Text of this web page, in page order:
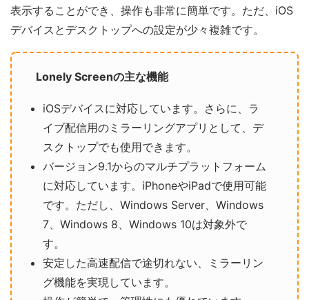
表示することができ、操作も非常に簡単です。ただ、iOS
デバイスとデスクトップへの設定が少々複雑です。
Lonely Screenの主な機能
iOSデバイスに対応しています。さらに、ラ
イブ配信用のミラーリングアプリとして、デ
スクトップでも使用できます。
バージョン9.1からのマルチプラットフォーム
に対応しています。iPhoneやiPadで使用可能
です。ただし、Windows Server、Windows
7、Windows 8、Windows 10は対象外で
す。
安定した高速配信で途切れない、ミラーリン
グ機能を実現しています。